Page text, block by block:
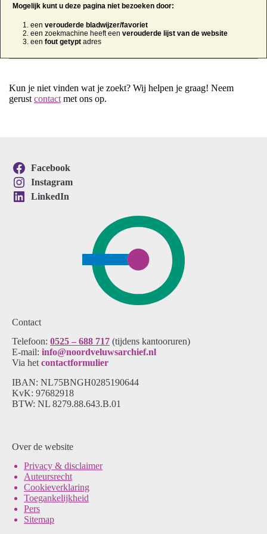
Mogelijk kunt u deze pagina niet bezoeken door:
een verouderde bladwijzer/favoriet
een zoekmachine heeft een verouderde lijst van de website
een fout getypt adres
Kun je niet vinden wat je zoekt? Wij helpen je graag! Neem
gerust contact met ons op.
Contact
Telefoon: 0525 – 688 717 (tijdens kantooruren)
E-mail: info@noordveluwsarchief.nl
Via het contactformulier
IBAN: NL75BNGH0285190644
KvK: 97682918
BTW: NL 8279.88.643.B.01
Over de website
Privacy & disclaimer
Auteursrecht
Cookieverklaring
Toegankelijkheid
Pers
Sitemap
Facebook
Instagram
LinkedIn